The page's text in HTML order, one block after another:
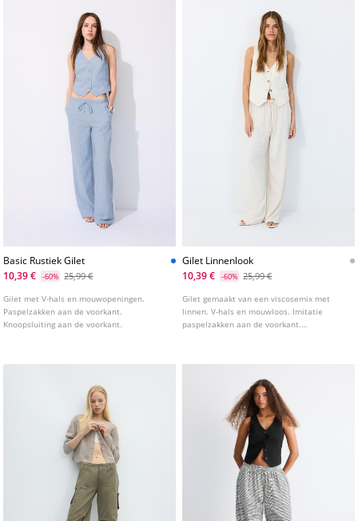
Basic Rustiek Gilet
10,39 €
-60% 25,99 €
Gilet met V-hals en mouwopeningen.
Paspelzakken aan de voorkant.
Knoopsluiting aan de voorkant.
Gilet Linnenlook
10,39 €
-60% 25,99 €
Gilet gemaakt van een viscosemix met
linnen. V-hals en mouwloos. Imitatie
paspelzakken aan de voorkant.